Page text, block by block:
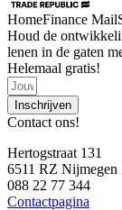
HomeFinance
Houd de
lenen in de gaten
Helemaal gratis!
Inschrijven
Contact ons!
Hertogstraat 131
6511 RZ Nijmegen
088 22 77 344
Contactpagina